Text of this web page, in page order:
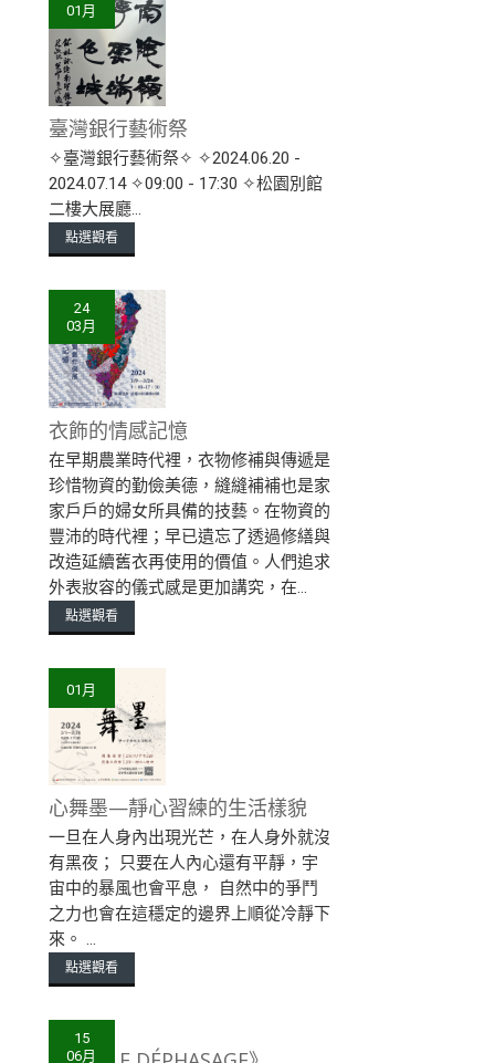
01月
臺灣銀行藝術祭
✧臺灣銀行藝術祭✧ ✧2024.06.20 -
2024.07.14 ✧09:00 - 17:30 ✧松園別館
二樓大展廳...
點選觀看
24
03月
衣飾的情感記憶
在早期農業時代裡，衣物修補與傳遞是
珍惜物資的勤儉美德，縫縫補補也是家
家戶戶的婦女所具備的技藝。在物資的
豐沛的時代裡；早已遺忘了透過修繕與
改造延續舊衣再使用的價值。人們追求
外表妝容的儀式感是更加講究，在...
點選觀看
01月
心舞墨—靜心習練的生活樣貌
一旦在人身內出現光芒，在人身外就沒
有黑夜； 只要在人內心還有平靜，宇
宙中的暴風也會平息， 自然中的爭鬥
之力也會在這穩定的邊界上順從冷靜下
來。 ...
點選觀看
15
06月